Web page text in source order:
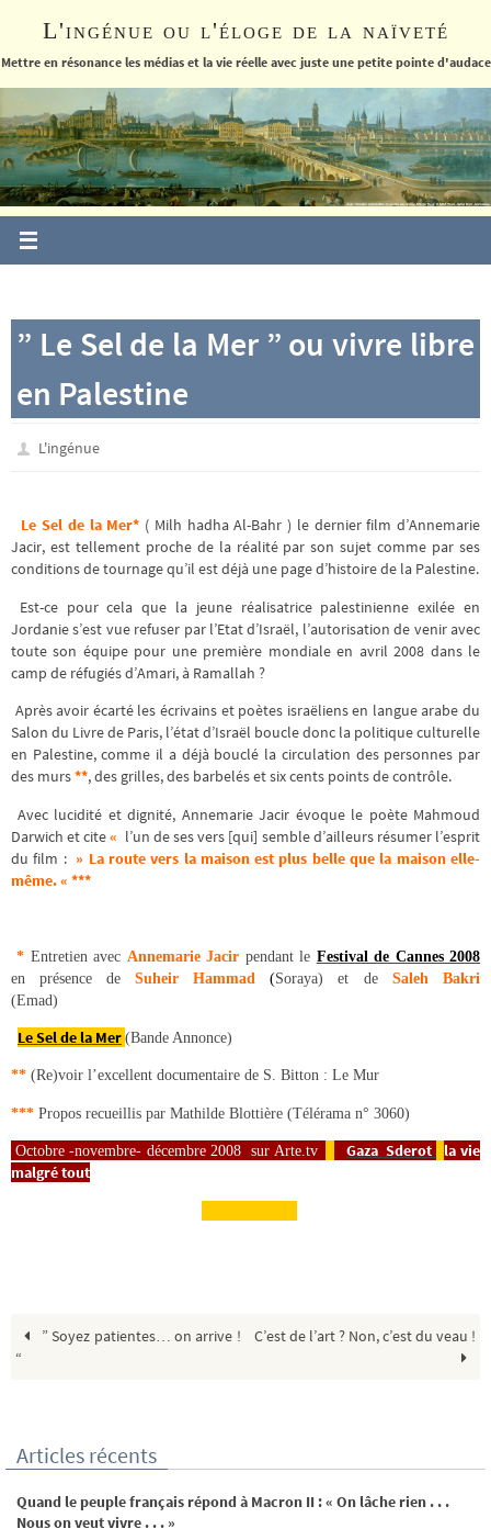
le
L'ingénue ou l'éloge de la naïveté
Mettre en résonance les médias et la vie réelle avec juste une petite pointe d'audace
” Le Sel de la Mer ” ou vivre libre
en Palestine
L'ingénue
Le Sel de la Mer* ( Milh hadha Al-Bahr ) le dernier film d’Annemarie
Jacir, est tellement proche de la réalité par son sujet comme par ses
conditions de tournage qu’il est déjà une page d’histoire de la Palestine.
Est-ce pour cela que la jeune réalisatrice palestinienne exilée en
Jordanie s’est vue refuser par l’Etat d’Israël, l’autorisation de venir avec
toute son équipe pour une première mondiale en avril 2008 dans le
camp de réfugiés d’Amari, à Ramallah ?
Après avoir écarté les écrivains et poètes israëliens en langue arabe du
Salon du Livre de Paris, l’état d’Israël boucle donc la politique culturelle
en Palestine, comme il a déjà bouclé la circulation des personnes par
des murs**, des grilles, des barbelés et six cents points de contrôle.
Avec lucidité et dignité, Annemarie Jacir évoque le poète Mahmoud
Darwich et cite« l’un de ses vers [qui] semble d’ailleurs résumer l’esprit
du film : » La route vers la maison est plus belle que la maison elle-
même. « ***
* Entretien avec Annemarie Jacir pendant le Festival de Cannes 2008
en présence de
Suheir Hammad (Soraya) et de Saleh Bakri
(Emad)
Le Sel de la Mer(Bande Annonce)
** (Re)voir l’excellent documentaire de S. Bitton : Le Mur
*** Propos recueillis par Mathilde Blottière (Télérama n° 3060)
Octobre -novembre- décembre 2008 sur Arte.tv Gaza Sderot
la vie
malgré tout
” Soyez patientes… on arrive !
“
C’est de l’art ? Non, c’est du veau !
Articles récents
Quand le peuple français répond à Macron II : « On lâche rien . . .
Nous on veut vivre . . . »